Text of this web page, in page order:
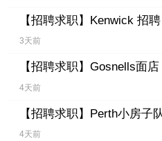
【招聘求职】 Kenwick 招
3天前
【招聘求职】 Gosnells面
4天前
【招聘求职】 Perth小房子
4天前